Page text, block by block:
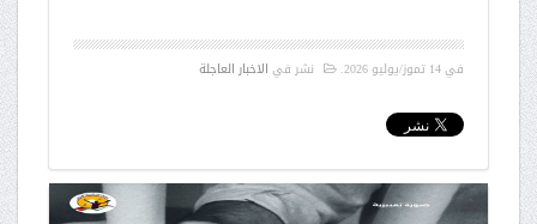
في14 تموز/يوليو 2026 . نشر في الاخبار العاجلة